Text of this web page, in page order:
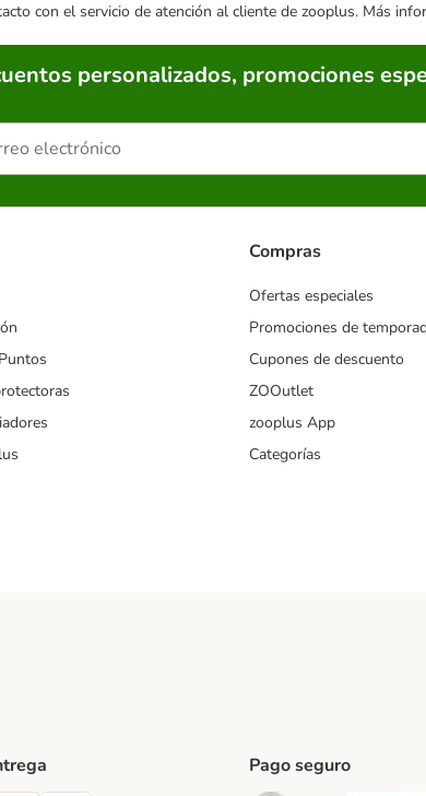
con el servicio de atención al cliente de zooplus. Más
personalizados, promociones
Compras
Ofertas especiales
Promociones de
Cupones de descuento
ZOOutlet
zooplus App
Categorías
Pago seguro